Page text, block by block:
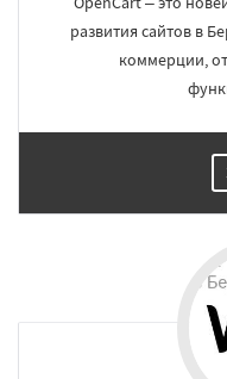
развития сайтов в
коммерции,